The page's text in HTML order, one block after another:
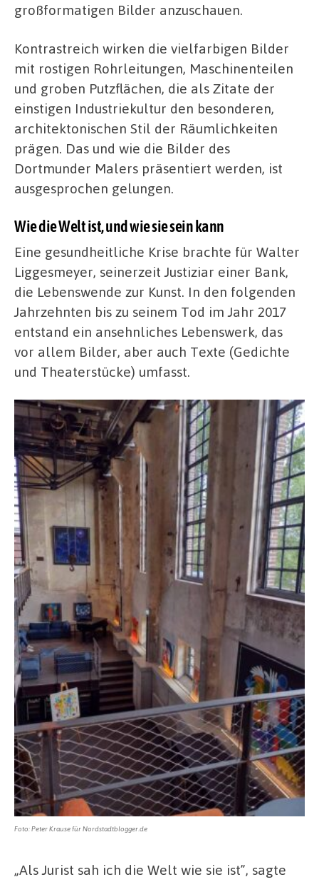
großformatigen Bilder anzuschauen.
Kontrastreich wirken die vielfarbigen Bilder
mit rostigen Rohrleitungen, Maschinenteilen
und groben Putzflächen, die als Zitate der
einstigen Industriekultur den besonderen,
architektonischen Stil der Räumlichkeiten
prägen. Das und wie die Bilder des
Dortmunder Malers präsentiert werden, ist
ausgesprochen gelungen.
Wie die Welt ist, und wie sie sein kann
Eine gesundheitliche Krise brachte für Walter
Liggesmeyer, seinerzeit Justiziar einer Bank,
die Lebenswende zur Kunst. In den folgenden
Jahrzehnten bis zu seinem Tod im Jahr 2017
entstand ein ansehnliches Lebenswerk, das
vor allem Bilder, aber auch Texte (Gedichte
und Theaterstücke) umfasst.
Foto: Peter Krause für Nordstadtblogger.de
„Als Jurist sah ich die Welt wie sie ist”, sagte